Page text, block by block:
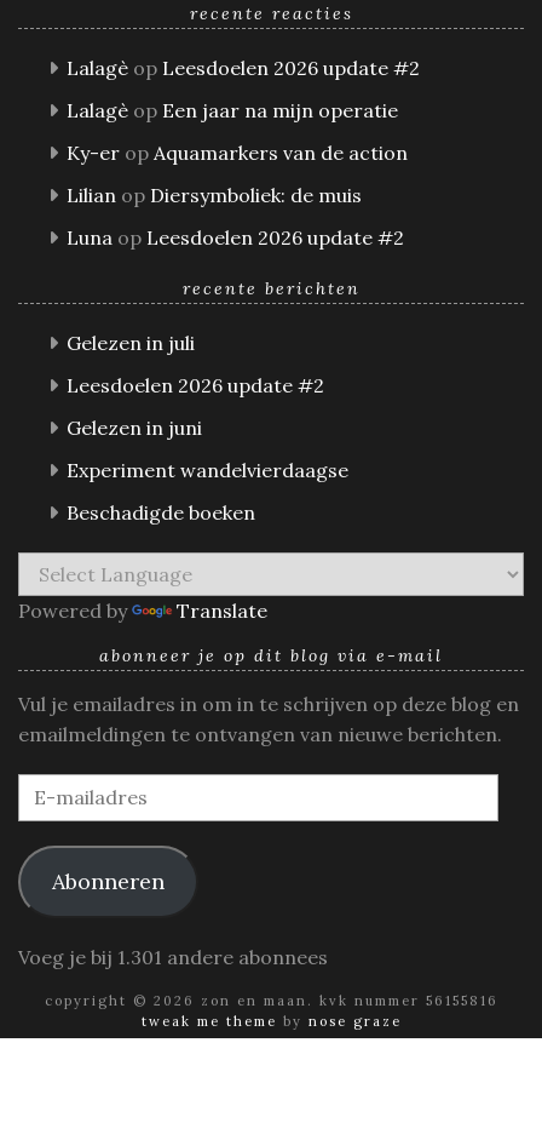
recente reacties
Lalagè op Leesdoelen 2026 update #2
Lalagè op Een jaar na mijn operatie
Ky-er op Aquamarkers van de action
Lilian op Diersymboliek: de muis
Luna op Leesdoelen 2026 update #2
recente berichten
Gelezen in juli
Leesdoelen 2026 update #2
Gelezen in juni
Experiment wandelvierdaagse
Beschadigde boeken
Powered by Translate
abonneer je op dit blog via e-mail
Vul je emailadres in om in te schrijven op deze blog en
emailmeldingen te ontvangen van nieuwe berichten.
E-
mailadres
Abonneren
Voeg je bij 1.301 andere abonnees
copyright © 2026 zon en maan. kvk nummer 56155816
tweak me theme by nose graze